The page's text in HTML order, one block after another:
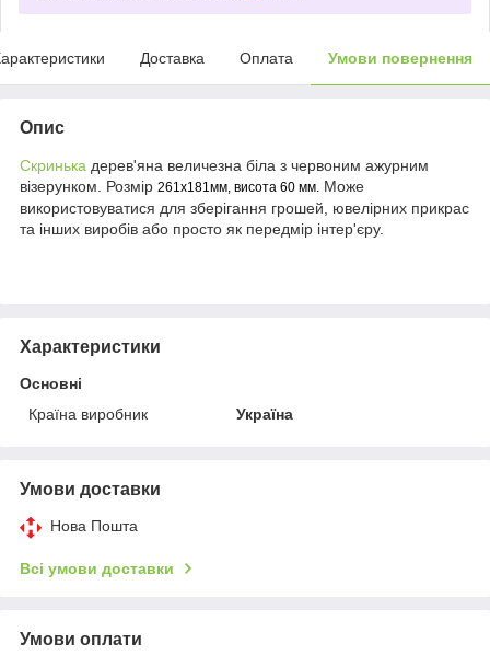
Доставка Оплата Умови повернення
Опис
Скринька дерев'яна величезна біла з червоним ажурним
візерунком. Розмір 261х181мм, висота 60 мм. Може
використовуватися для зберігання грошей, ювелірних прикрас
та інших виробів або просто як передмір інтер'єру.
Характеристики
Основні
Країна виробник
Україна
Умови доставки
Нова Пошта
Всі умови доставки
Умови оплати